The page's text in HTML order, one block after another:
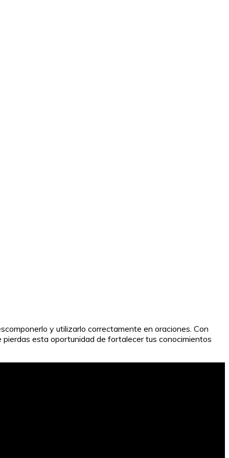
y utilizarlo correctamente en oraciones. Con
pierdas esta oportunidad de fortalecer tus conocimientos